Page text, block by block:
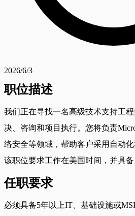
2026/6/3
职位描述
我们正在寻找一名高级技术支持工
决、咨询和项目执行。您将负责
络安全等领域，帮助客户采用自动
该职位要求工作在美国时间，并具备
任职要求
必须具备5年以上IT、基础设施或